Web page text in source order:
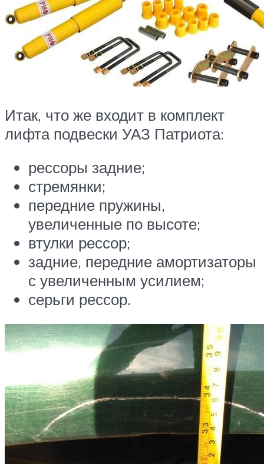
Итак, что же входит в комплект
лифта подвески УАЗ Патриота:
рессоры задние;
стремянки;
передние пружины,
увеличенные по высоте;
втулки рессор;
задние, передние амортизаторы
с увеличенным усилием;
серьги рессор.